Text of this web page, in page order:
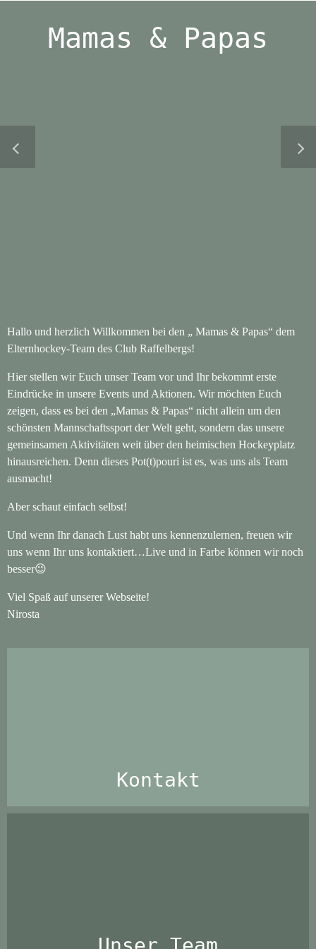
Mamas & Papas
Hallo und herzlich Willkommen bei den „ Mamas & Papas“ dem
Elternhockey-Team des Club Raffelbergs!
Hier stellen wir Euch unser Team vor und Ihr bekommt erste
Eindrücke in unsere Events und Aktionen. Wir möchten Euch
zeigen, dass es bei den „Mamas & Papas“ nicht allein um den
schönsten Mannschaftssport der Welt geht, sondern das unsere
gemeinsamen Aktivitäten weit über den heimischen Hockeyplatz
hinausreichen. Denn dieses Pot(t)pouri ist es, was uns als Team
ausmacht!
Aber schaut einfach selbst!
Und wenn Ihr danach Lust habt uns kennenzulernen, freuen wir
uns wenn Ihr uns kontaktiert…Live und in Farbe können wir noch
besser😉
Viel Spaß auf unserer Webseite!
Nirosta
Kontakt